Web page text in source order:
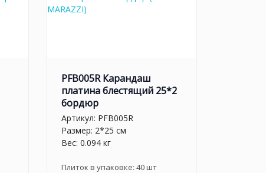
PFB005R Карандаш
платина блестящий 25*2
бордюр
Артикул: PFB005R
Размер: 2*25 см
Вес: 0.094 кг
Плиток в упаковке: 40шт